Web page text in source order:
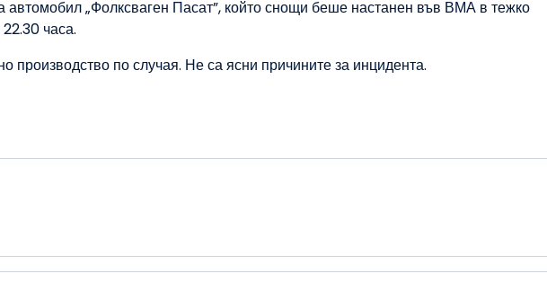
„Фолксваген Пасат”, който снощи беше настанен във ВМА в тежко
часа.
производство по случая. Не са ясни причините за инцидента.